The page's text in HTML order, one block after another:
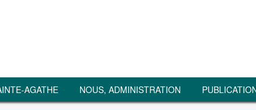
AGATHE NOUS, ADMINISTRATION